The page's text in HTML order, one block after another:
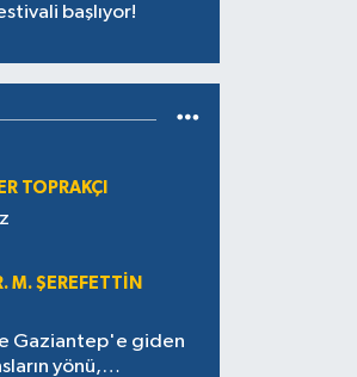
başlıyor!
TOPRAKÇI
M. ŞEREFETTIN
Gaziantep'e giden
yönü,